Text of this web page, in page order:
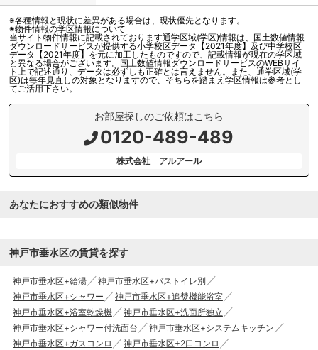
※各種情報と現状に差異がある場合は、現状優先となります。
※物件情報の学区情報について
当サイト物件情報に記載されております通学区域(学区)情報は、国土数値情報
ダウンロードサービスが提供する小学校区データ【2021年度】及び中学校区
データ【2021年度】を元に加工したものですので、記載情報が現在の学区域
と異なる場合がございます。国土数値情報ダウンロードサービスのWEBサイ
ト上で記述通り、データは必ずしも正確とは言えません。また、通学区域(学
区)は毎年見直しの対象となりますので、そちらを踏まえ学区情報は参考とし
てご活用下さい。
お部屋探しのご依頼はこちら
0120-489-489
株式会社 アルアール
あなたにおすすめの類似物件
神戸市垂水区の賃貸を探す
神戸市垂水区+給湯
神戸市垂水区+バストイレ別
神戸市垂水区+シャワー
神戸市垂水区+追焚機能浴室
神戸市垂水区+浴室乾燥機
神戸市垂水区+洗面所独立
神戸市垂水区+シャワー付洗面台
神戸市垂水区+システムキッチン
神戸市垂水区+ガスコンロ
神戸市垂水区+2口コンロ